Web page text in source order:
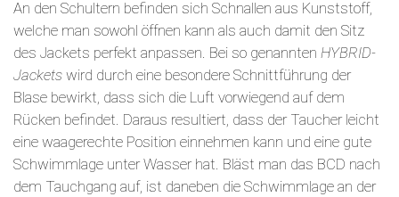
An den Schultern befinden sich Schnallen aus Kunststoff,
welche man sowohl öffnen kann als auch damit den Sitz
des Jackets perfekt anpassen. Bei so genannten HYBRID-
Jackets wird durch eine besondere Schnittführung der
Blase bewirkt, dass sich die Luft vorwiegend auf dem
Rücken befindet. Daraus resultiert, dass der Taucher leicht
eine waagerechte Position einnehmen kann und eine gute
Schwimmlage unter Wasser hat. Bläst man das BCD nach
dem Tauchgang auf, ist daneben die Schwimmlage an der